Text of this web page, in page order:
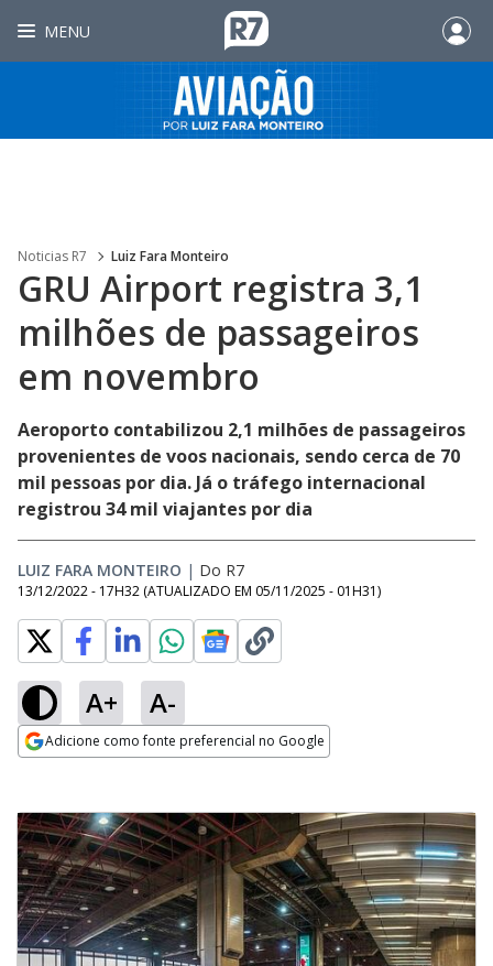
MENU
Noticias R7 Luiz Fara Monteiro
GRU Airport registra 3,1
milhões de passageiros
em novembro
Aeroporto contabilizou 2,1 milhões de passageiros
provenientes de voos nacionais, sendo cerca de 70
mil pessoas por dia. Já o tráfego internacional
registrou 34 mil viajantes por dia
LUIZ FARA MONTEIRO | Do R7
13/12/2022 - 17H32 (ATUALIZADO EM 05/11/2025 - 01H31)
A+ A-
Adicione como fonte preferencial no Google